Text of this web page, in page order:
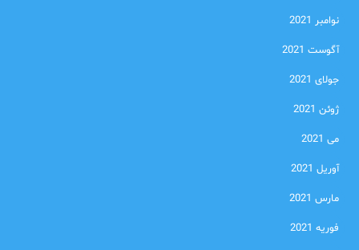
نوامبر 2021
آگوست 2021
جولای 2021
ژوئن 2021
می 2021
آوریل 2021
مارس 2021
فوریه 2021